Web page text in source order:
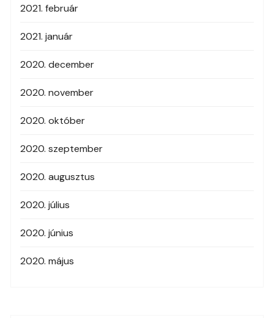
2021. február
2021. január
2020. december
2020. november
2020. október
2020. szeptember
2020. augusztus
2020. július
2020. június
2020. május